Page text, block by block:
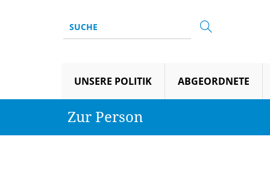
UNSERE POLITIK ABGEORDNETE
Zur Person